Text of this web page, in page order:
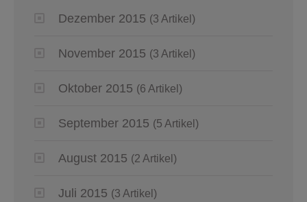
Dezember 2015 (3 Artikel)
November 2015 (3 Artikel)
Oktober 2015 (6 Artikel)
September 2015 (5 Artikel)
August 2015 (2 Artikel)
Juli 2015 (3 Artikel)